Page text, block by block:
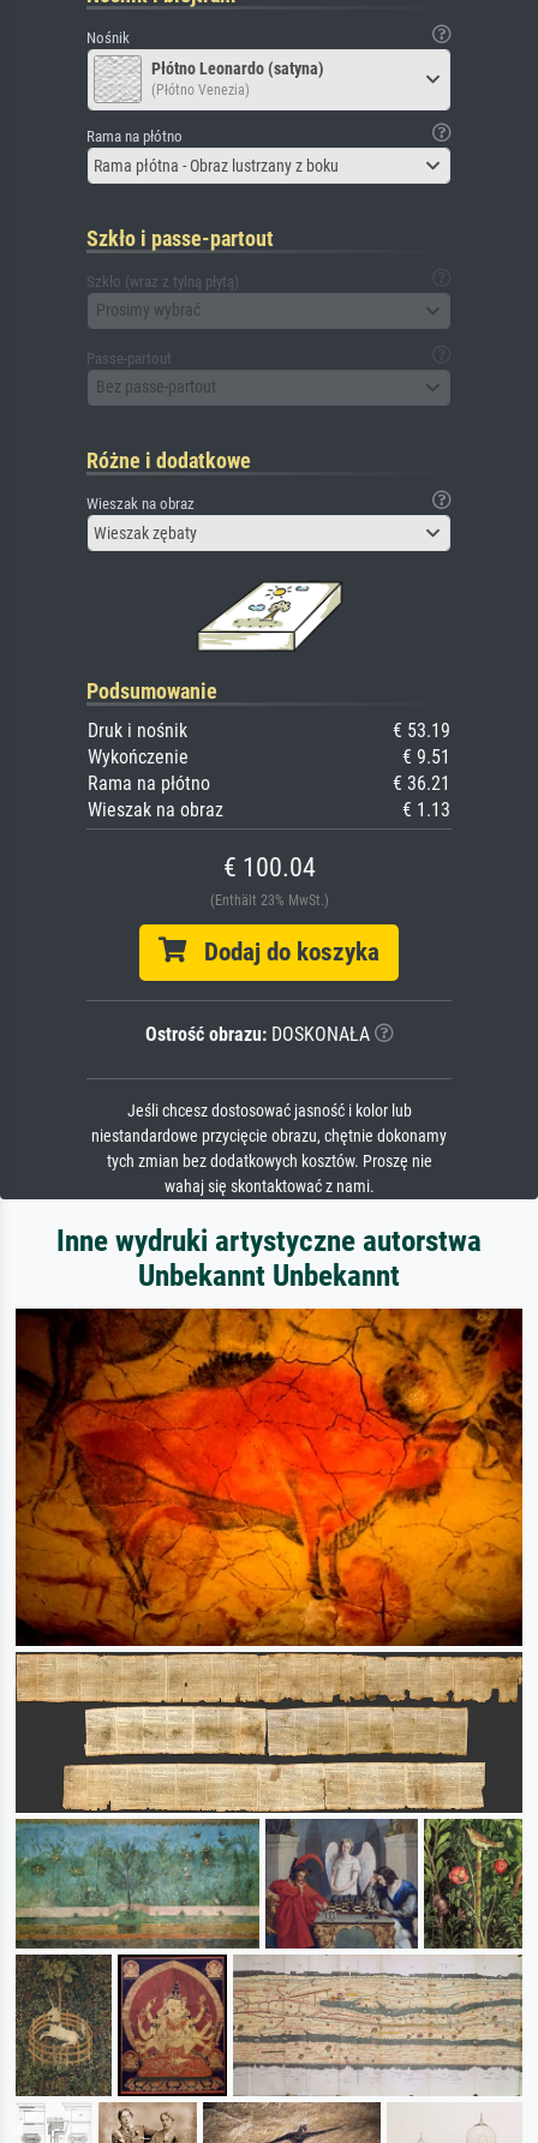
Nośnik
Płótno Leonardo (satyna)
(Płótno Venezia)
Rama na płótno
Rama płótna - Obraz lustrzany z boku
Szkło i passe-partout
Szkło (wraz z tylną płytą)
Prosimy wybrać
Passe-partout
Bez passe-partout
Różne i dodatkowe
Wieszak na obraz
Wieszak zębaty
Podsumowanie
Druk i nośnik
€ 53.19
Wykończenie
€ 9.51
Rama na płótno
€ 36.21
Wieszak na obraz
€ 1.13
€ 100.04
(Enthält 23% MwSt.)
Dodaj do koszyka
Ostrość obrazu:DOSKONAŁA
Jeśli chcesz dostosować jasność i kolor lub
niestandardowe przycięcie obrazu, chętnie dokonamy
tych zmian bez dodatkowych kosztów. Proszę nie
wahaj się skontaktować z nami.
Inne wydruki artystyczne autorstwa
Unbekannt Unbekannt